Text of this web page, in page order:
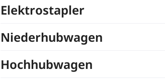
Elektrostapler
Niederhubwagen
Hochhubwagen